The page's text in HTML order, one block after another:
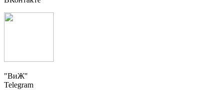
"ВиЖ"
Telegram